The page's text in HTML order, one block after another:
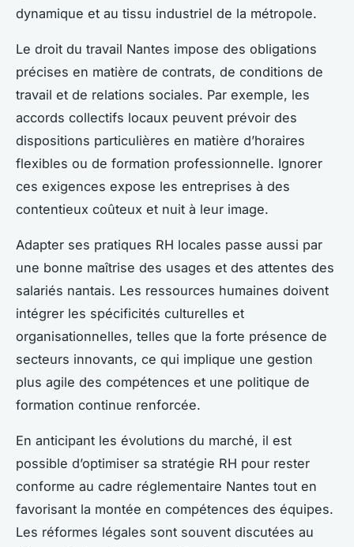
dynamique et au tissu industriel de la métropole.
Le droit du travail Nantes impose des obligations
précises en matière de contrats, de conditions de
travail et de relations sociales. Par exemple, les
accords collectifs locaux peuvent prévoir des
dispositions particulières en matière d’horaires
flexibles ou de formation professionnelle. Ignorer
ces exigences expose les entreprises à des
contentieux coûteux et nuit à leur image.
Adapter ses pratiques RH locales passe aussi par
une bonne maîtrise des usages et des attentes des
salariés nantais. Les ressources humaines doivent
intégrer les spécificités culturelles et
organisationnelles, telles que la forte présence de
secteurs innovants, ce qui implique une gestion
plus agile des compétences et une politique de
formation continue renforcée.
En anticipant les évolutions du marché, il est
possible d’optimiser sa stratégie RH pour rester
conforme au cadre réglementaire Nantes tout en
favorisant la montée en compétences des équipes.
Les réformes légales sont souvent discutées au